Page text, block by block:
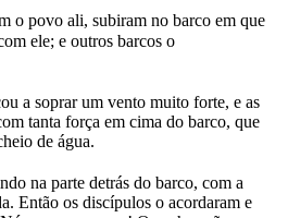
o povo ali, subiram no barco em que
ele; e outros barcos o
a soprar um vento muito forte, e as
tanta força em cima do barco, que
de água.
na parte detrás do barco, com a
Então os discípulos o acordaram e